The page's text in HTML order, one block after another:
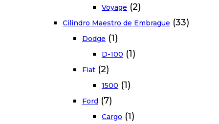
Voyage (2)
Cilindro Maestro de Embrague (33)
Dodge (1)
D-100 (1)
Fiat (2)
1500 (1)
Ford (7)
Cargo (1)